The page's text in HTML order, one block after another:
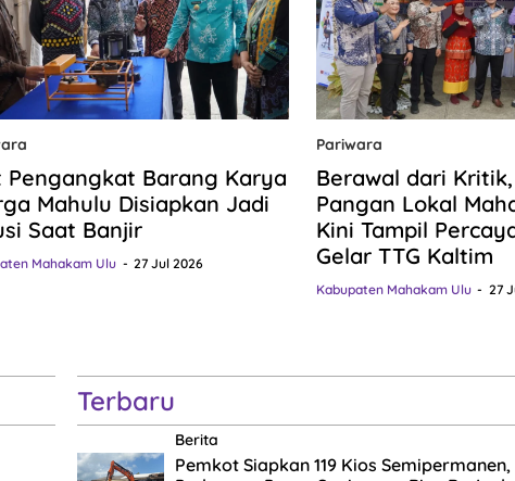
Pengangkat Barang Karya
Mahulu Disiapkan Jadi
Saat Banjir
Mahakam Ulu 27 Jul 2026
Pariwara
Berawal dari
Pangan Lokal
Kini Tampil
Gelar TTG Kaltim
Kabupaten Mahakam Ulu 27
Terbaru
Berita
Pemkot Siapkan 119 Kios Semipermanen,